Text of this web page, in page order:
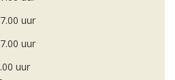
uur
uur
uur